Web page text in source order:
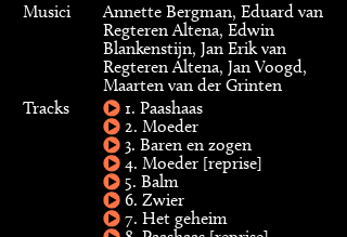
Musici
Annette Bergman, Eduard van
Regteren Altena, Edwin
Blankenstijn, Jan Erik van
Regteren Altena, Jan Voogd,
Maarten van der Grinten
Tracks
1. Paashaas
2. Moeder
3. Baren en zogen
4. Moeder [reprise]
5. Balm
6. Zwier
7. Het geheim